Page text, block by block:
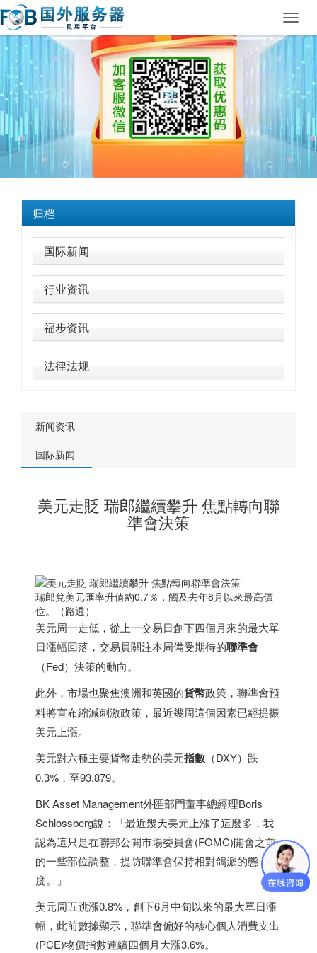
归档
国际新闻
行业资讯
福步资讯
法律法规
新闻资讯
国际新闻
美元走貶 瑞郎繼續攀升 焦點轉向聯
準會決策
瑞郎兌美元匯率升值約0.7％，觸及去年8月以來最高價
位。（路透）
美元周一走低，從上一交易日創下四個月來的最大單
日漲幅回落，交易員關注本周備受期待的聯準會
（Fed）決策的動向。
此外，市場也聚焦澳洲和英國的貨幣政策，聯準會預
料將宣布縮減刺激政策，最近幾周這個因素已經提振
美元上漲。
美元對六種主要貨幣走勢的美元指數 （DXY）跌
0.3%，至93.879。
BK Asset Management外匯部門董事總經理Boris
Schlossberg說：「最近幾天美元上漲了這麼多，我
認為這只是在聯邦公開市場委員會(FOMC)開會之前
的一些部位調整，提防聯準會保持相對鴿派的態
度。」
美元周五跳漲0.8%，創下6月中旬以來的最大單日漲
幅，此前數據顯示，聯準會偏好的核心個人消費支出
(PCE)物價指數連續四個月大漲3.6%。